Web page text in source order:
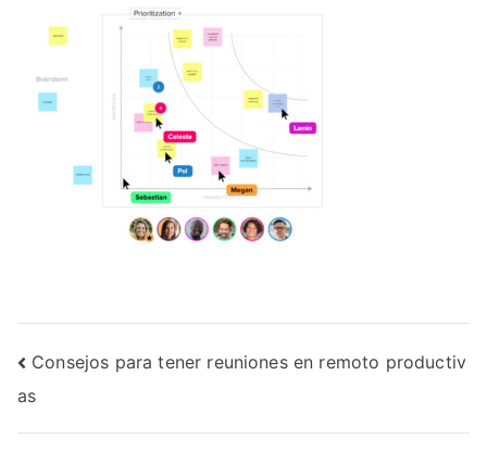
Navegación
de
Consejos para tener reuniones en remoto productiv
as